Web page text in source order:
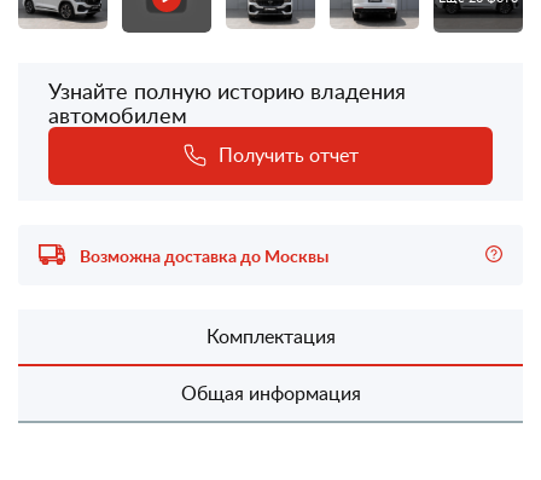
Узнайте полную историю владения
автомобилем
Получить отчет
Возможна доставка до Москвы
Комплектация
Общая информация